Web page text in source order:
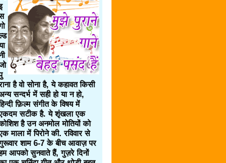
है वो सोना है, ये कहावत किसी
सन्दर्भ में सही हो या न हो,
फ़िल्म संगीत के विषय में
सटीक है. ये शृंखला एक
है उन अनमोल मोतियों को
माला में पिरोने की. रविवार से
शाम 6-7 के बीच आवाज़ पर
आपको सुनवाते हैं, गुज़रे दिनों